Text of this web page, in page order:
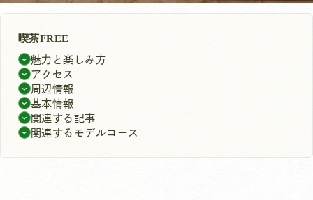
喫茶FREE
魅力と楽しみ方
アクセス
周辺情報
基本情報
関連する記事
関連するモデルコース